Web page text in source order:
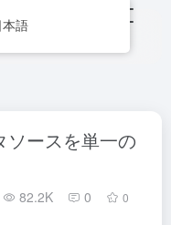
ソースを単一の
82.2K 0 0
本語